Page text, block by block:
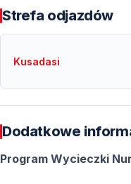
Dostępne Także dla
Pływać
uczestniczyć w
stała opieka instruktora
bezpieczeństwo.
Niezapomniane
Strefa odjazdów
Kusadasi
Dodatkowe
Program Wycieczki